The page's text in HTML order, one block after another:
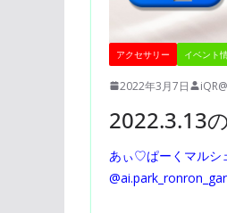
アクセサリー イベント
2022年3月7日
2022.3.13
あぃ♡ぱーくマルシ